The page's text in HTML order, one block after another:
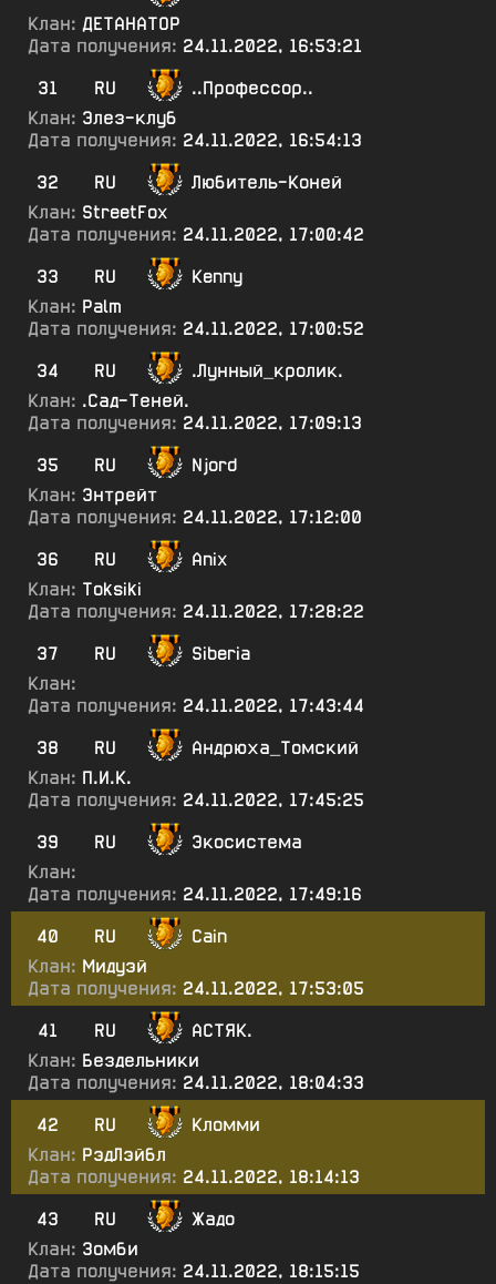
Клан: ДЕТАНАТОР
Дата получения: 24.11.2022, 16:53:21
31
RU
..Профессор..
Клан: Элез-клуб
Дата получения: 24.11.2022, 16:54:13
32
RU
Любитель-Коней
Клан: StreetFox
Дата получения: 24.11.2022, 17:00:42
33
RU
Kenny
Клан: Palm
Дата получения: 24.11.2022, 17:00:52
34
RU
.Лунный_кролик.
Клан: .Сад-Теней.
Дата получения: 24.11.2022, 17:09:13
35
RU
Njord
Клан: Энтрейт
Дата получения: 24.11.2022, 17:12:00
36
RU
Anix
Клан: Toksiki
Дата получения: 24.11.2022, 17:28:22
37
RU
Siberia
Клан:
Дата получения: 24.11.2022, 17:43:44
38
RU
Андрюха_Томский
Клан: П.И.К.
Дата получения: 24.11.2022, 17:45:25
39
RU
Экосистема
Клан:
Дата получения: 24.11.2022, 17:49:16
40
RU
Cain
Клан: Мидуэй
Дата получения: 24.11.2022, 17:53:05
41
RU
АСТЯК.
Клан: Бездельники
Дата получения: 24.11.2022, 18:04:33
42
RU
Кломми
Клан: РэдЛэйбл
Дата получения: 24.11.2022, 18:14:13
43
RU
Жадо
Клан: Зомби
Дата получения: 24.11.2022, 18:15:15